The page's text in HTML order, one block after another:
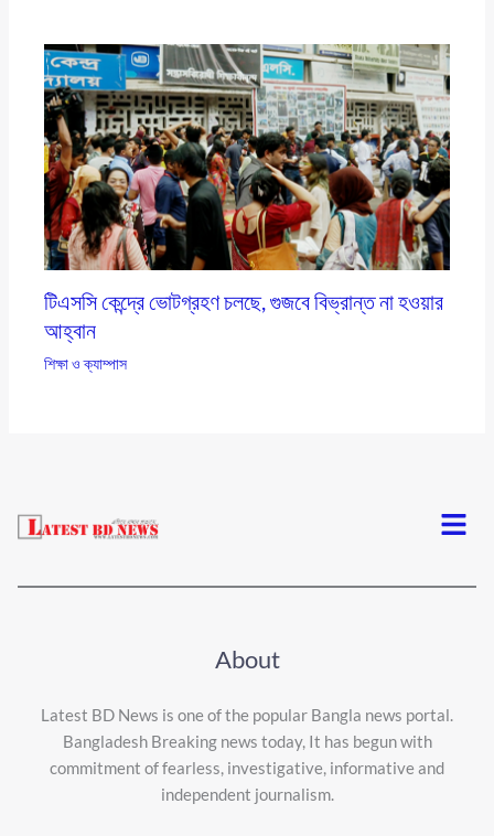
টিএসসি কেন্দ্রে ভোটগ্রহণ চলছে, গুজবে বিভ্রান্ত না হওয়ার
আহ্বান
শিক্ষা ও ক্যাম্পাস
Menu
About
Latest BD News is one of the popular Bangla news portal.
Bangladesh Breaking news today, It has begun with
commitment of fearless, investigative, informative and
independent journalism.